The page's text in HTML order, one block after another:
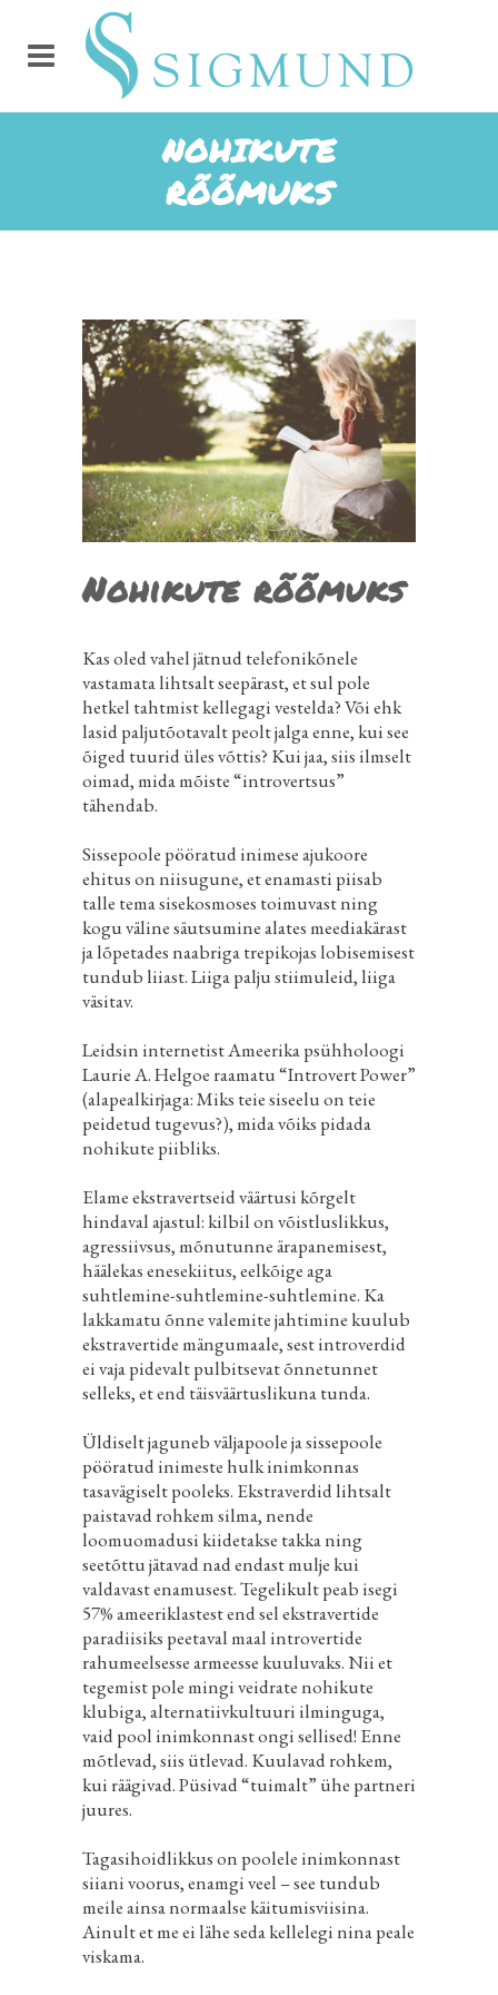
NOHIKUTE
RÕÕMUKS
Nohikute rõõmuks
Kas oled vahel jätnud telefonikõnele
vastamata lihtsalt seepärast, et sul pole
hetkel tahtmist kellegagi vestelda? Või ehk
lasid paljutõotavalt peolt jalga enne, kui see
õiged tuurid üles võttis? Kui jaa, siis ilmselt
oimad, mida mõiste “introvertsus”
tähendab.
Sissepoole pööratud inimese ajukoore
ehitus on niisugune, et enamasti piisab
talle tema sisekosmoses toimuvast ning
kogu väline säutsumine alates meediakärast
ja lõpetades naabriga trepikojas lobisemisest
tundub liiast. Liiga palju stiimuleid, liiga
väsitav.
Leidsin internetist Ameerika psühholoogi
Laurie A. Helgoe raamatu “Introvert Power”
(alapealkirjaga: Miks teie siseelu on teie
peidetud tugevus?), mida võiks pidada
nohikute piibliks.
Elame ekstravertseid väärtusi kõrgelt
hindaval ajastul: kilbil on võistluslikkus,
agressiivsus, mõnutunne ärapanemisest,
häälekas enesekiitus, eelkõige aga
suhtlemine-suhtlemine-suhtlemine. Ka
lakkamatu õnne valemite jahtimine kuulub
ekstravertide mängumaale, sest introverdid
ei vaja pidevalt pulbitsevat õnnetunnet
selleks, et end täisväärtuslikuna tunda.
Üldiselt jaguneb väljapoole ja sissepoole
pööratud inimeste hulk inimkonnas
tasavägiselt pooleks. Ekstraverdid lihtsalt
paistavad rohkem silma, nende
loomuomadusi kiidetakse takka ning
seetõttu jätavad nad endast mulje kui
valdavast enamusest. Tegelikult peab isegi
57% ameeriklastest end sel ekstravertide
paradiisiks peetaval maal introvertide
rahumeelsesse armeesse kuuluvaks. Nii et
tegemist pole mingi veidrate nohikute
klubiga, alternatiivkultuuri ilminguga,
vaid pool inimkonnast ongi sellised! Enne
mõtlevad, siis ütlevad. Kuulavad rohkem,
kui räägivad. Püsivad “tuimalt” ühe partneri
juures.
Tagasihoidlikkus on poolele inimkonnast
siiani voorus, enamgi veel – see tundub
meile ainsa normaalse käitumisviisina.
Ainult et me ei lähe seda kellelegi nina peale
viskama.